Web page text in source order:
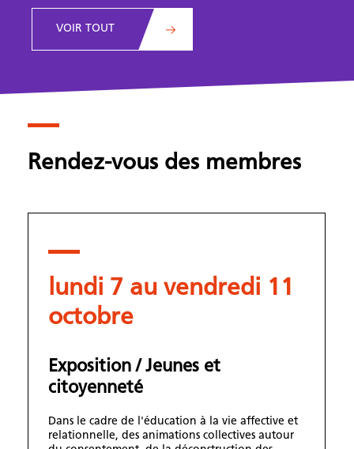
VOIR TOUT
Rendez-vous des membres
lundi 7 au vendredi 11
octobre
Exposition / Jeunes et
citoyenneté
Dans le cadre de l'éducation à la vie affective et
relationnelle, des animations collectives autour